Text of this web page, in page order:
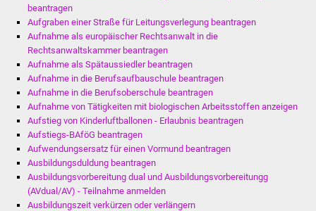
Tourismus
Erlebnisregion
Schwäbischer Albtrauf
Industriekultur
Lebenslagen
beantragen
Aufgraben einer Straße für Leitungsverlegung beantragen
Aufnahme als europäischer Rechtsanwalt in die
Rechtsanwaltskammer beantragen
Aufnahme als Spätaussiedler beantragen
Aufnahme in die Berufsaufbauschule beantragen
Aufnahme in die Berufsoberschule beantragen
Aufnahme von Tätigkeiten mit biologischen Arbeitsstoffen anzeigen
Aufstieg von Kinderluftballonen - Erlaubnis beantragen
Aufstiegs-BAföG beantragen
Aufwendungsersatz für einen Vormund beantragen
Ausbildungsduldung beantragen
Ausbildungsvorbereitung dual und Ausbildungsvorbereitungg
(AVdual/AV) - Teilnahme anmelden
Ausbildungszeit verkürzen oder verlängern